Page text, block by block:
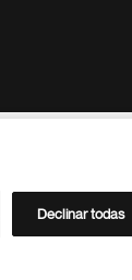
Declinar todas